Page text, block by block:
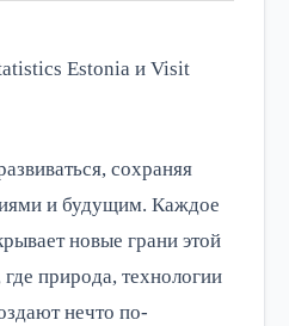
Estonia и Visit
сохраняя
и будущим. Каждое
новые грани этой
природа, технологии
нечто по-